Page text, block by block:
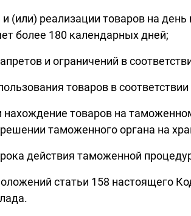
и (или) реализации товаров на
более 180 календарных дней;
и ограничений в
товаров в
товаров на
таможенного органа на
действия таможенной
статьи 158 настоящего